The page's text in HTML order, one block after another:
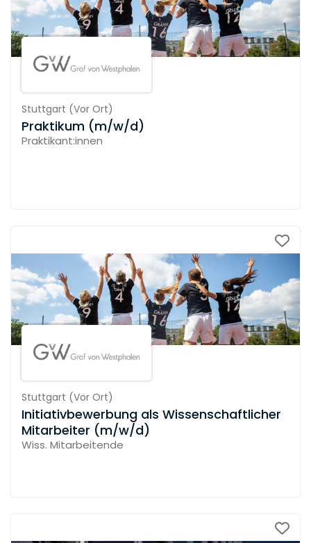
Stuttgart (Vor Ort)
Praktikum (m/w/d)
Praktikant:innen
Stuttgart (Vor Ort)
Initiativbewerbung als Wissenschaftlicher
Mitarbeiter (m/w/d)
Wiss. Mitarbeitende